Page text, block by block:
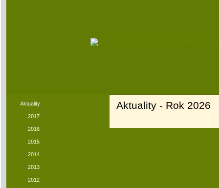
Aktuality
2017
2016
2015
2014
2013
2012
Aktuality - Rok 2026